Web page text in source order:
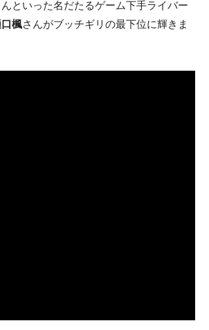
といった名だたるゲーム下手ライバー
楓さんがブッチギリの最下位に輝きま